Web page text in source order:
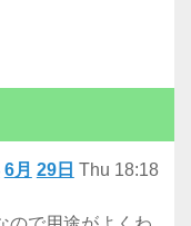
6月 29日 Thu 18:18